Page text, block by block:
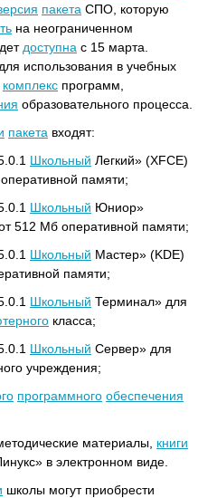
пакета СПО, которую
на неограниченном
доступна с 15 марта.
использования в учебных
комплекс программ,
образовательного процесса.
пакета входят:
Школьный Легкий» (XFCE)
памяти;
Школьный Юниор»
512 Мб оперативной памяти;
Школьный Мастер» (KDE)
памяти;
Школьный Терминал» для
класса;
Школьный Сервер» для
учреждения;
программного обеспечения
материалы, книги
в электронном виде.
школы могут приобрести